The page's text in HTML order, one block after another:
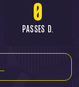
0
PASSES D.